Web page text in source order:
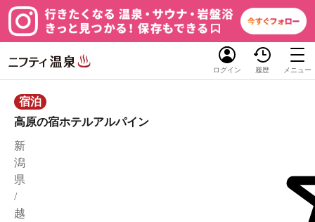
ログイン 履歴 メニュー
宿泊
高原の宿ホテルアルパイン
新
潟
県
/
越